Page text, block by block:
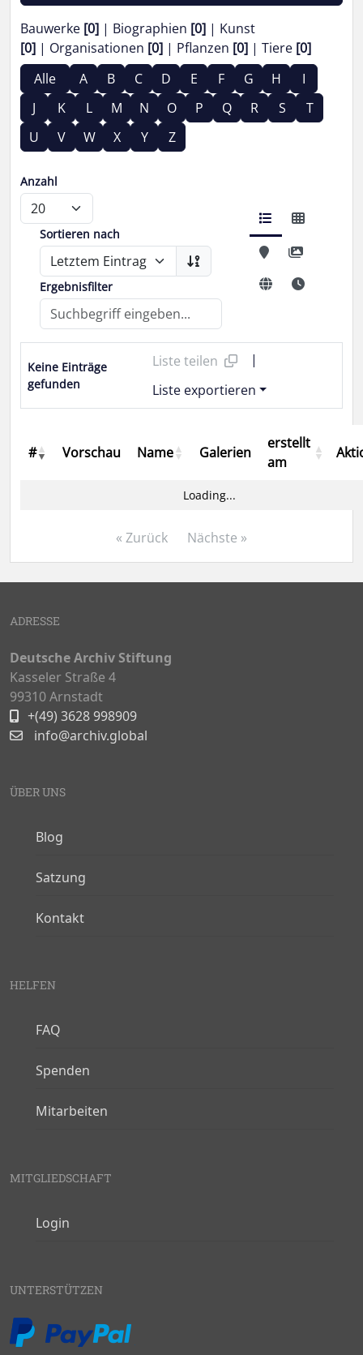
Bauwerke [0] Biographien [0]
Kunst
[0]
Organisationen [0] Pflanzen [0] Tiere [0]
Alle
A B C D E F G H
I
J
K L M N O P Q R S
T
U
V W X Y Z
Anzahl
Sortieren nach
Ergebnisfilter
Keine Einträge
gefunden
Liste teilen
|
Liste exportieren
# Vorschau Name Galerien
erstellt
am
Loading...
« Zurück Nächste »
ADRESSE
Deutsche Archiv Stiftung
Kasseler Straße 4
99310 Arnstadt
+(49) 3628 998909
info@archiv.global
ÜBER UNS
Blog
Satzung
Kontakt
HELFEN
FAQ
Spenden
Mitarbeiten
MITGLIEDSCHAFT
Login
UNTERSTÜTZEN